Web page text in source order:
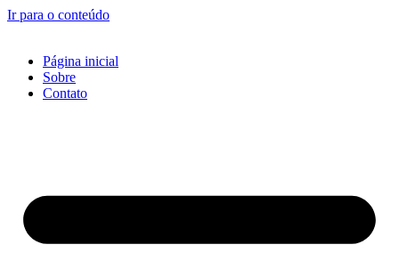
Ir para o conteúdo
Página inicial
Sobre
Contato